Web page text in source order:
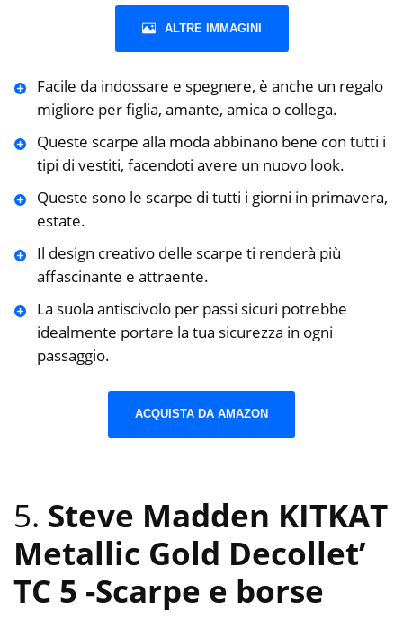
ALTRE IMMAGINI
Facile da indossare e spegnere, è anche un regalo
migliore per figlia, amante, amica o collega.
Queste scarpe alla moda abbinano bene con tutti i
tipi di vestiti, facendoti avere un nuovo look.
Queste sono le scarpe di tutti i giorni in primavera,
estate.
Il design creativo delle scarpe ti renderà più
affascinante e attraente.
La suola antiscivolo per passi sicuri potrebbe
idealmente portare la tua sicurezza in ogni
passaggio.
ACQUISTA DA AMAZON
5. Steve Madden KITKAT
Metallic Gold Decollet’
TC 5 -Scarpe e borse